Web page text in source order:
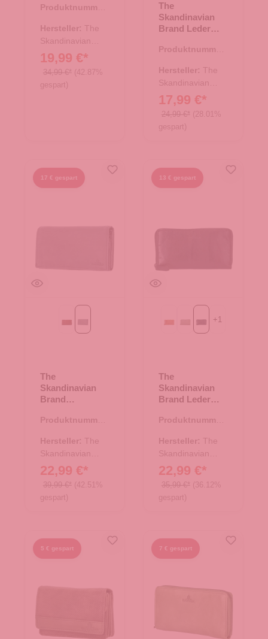
Cognac
Produktnummer:
Hersteller: The
Skandinavian
Brand
19,99 €*
34,99 €* (42.87%
gespart)
The
Skandinavian
Brand Leder
Hochformat -
Produktnummer:
Hersteller: The
Skandinavian
Brand
17,99 €*
24,99 €* (28.01%
gespart)
17 € gespart
Cognacblau/grau
The
Skandinavian
Brand
Druckknopf
Produktnummer:
Hersteller: The
Skandinavian
Brand
22,99 €*
39,99 €* (42.51%
gespart)
13 € gespart
Cognacmintschwarz
+ 1
The
Skandinavian
Brand Leder
Geldbörse -
Produktnummer:
Hersteller: The
Skandinavian
Brand
22,99 €*
35,99 €* (36.12%
gespart)
5 € gespart 7 € gespart